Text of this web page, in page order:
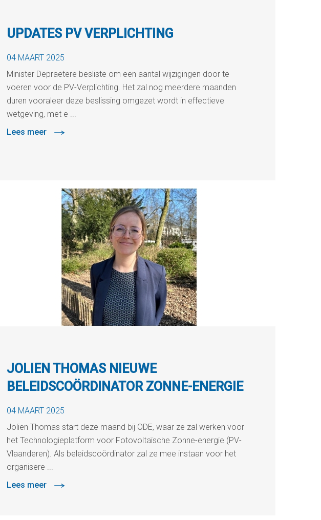
UPDATES PV VERPLICHTING
04 MAART 2025
Minister Depraetere besliste om een aantal wijzigingen door te
voeren voor de PV-Verplichting. Het zal nog meerdere maanden
duren vooraleer deze beslissing omgezet wordt in effectieve
wetgeving, met e ...
Lees meer
JOLIEN THOMAS NIEUWE
BELEIDSCOÖRDINATOR ZONNE-ENERGIE
04 MAART 2025
Jolien Thomas start deze maand bij ODE, waar ze zal werken voor
het Technologieplatform voor Fotovoltaïsche Zonne-energie (PV-
Vlaanderen). Als beleidscoördinator zal ze mee instaan voor het
organisere ...
Lees meer